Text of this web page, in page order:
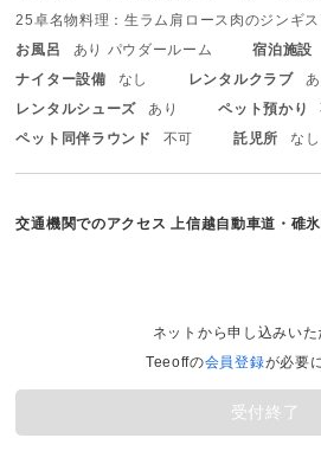
25卓名物料理：生ラム肩ロース肉のジンギ
お風呂
あり パウダールーム 宿泊施設
ナイター設備
なし レンタルクラブ
あ
レンタルシューズ
あり ペット預かり
ペット同伴ラウンド
不可 託児所 なし
交通機関でのアクセス上信越自動車道・碓
ネットから申し込みいた
Teeoffの会員登録が必要
受付終了